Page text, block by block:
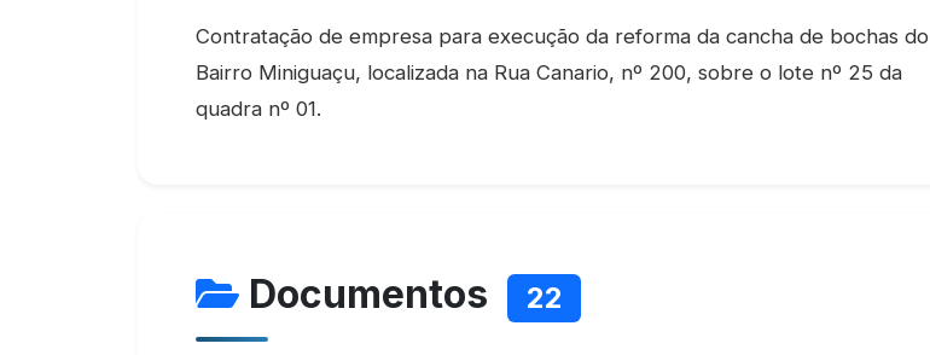
Contratação de empresa para execução da reforma da cancha de bochas do
Bairro Miniguaçu, localizada na Rua Canario, nº 200, sobre o lote nº 25 da
quadra nº 01.
Documentos 22